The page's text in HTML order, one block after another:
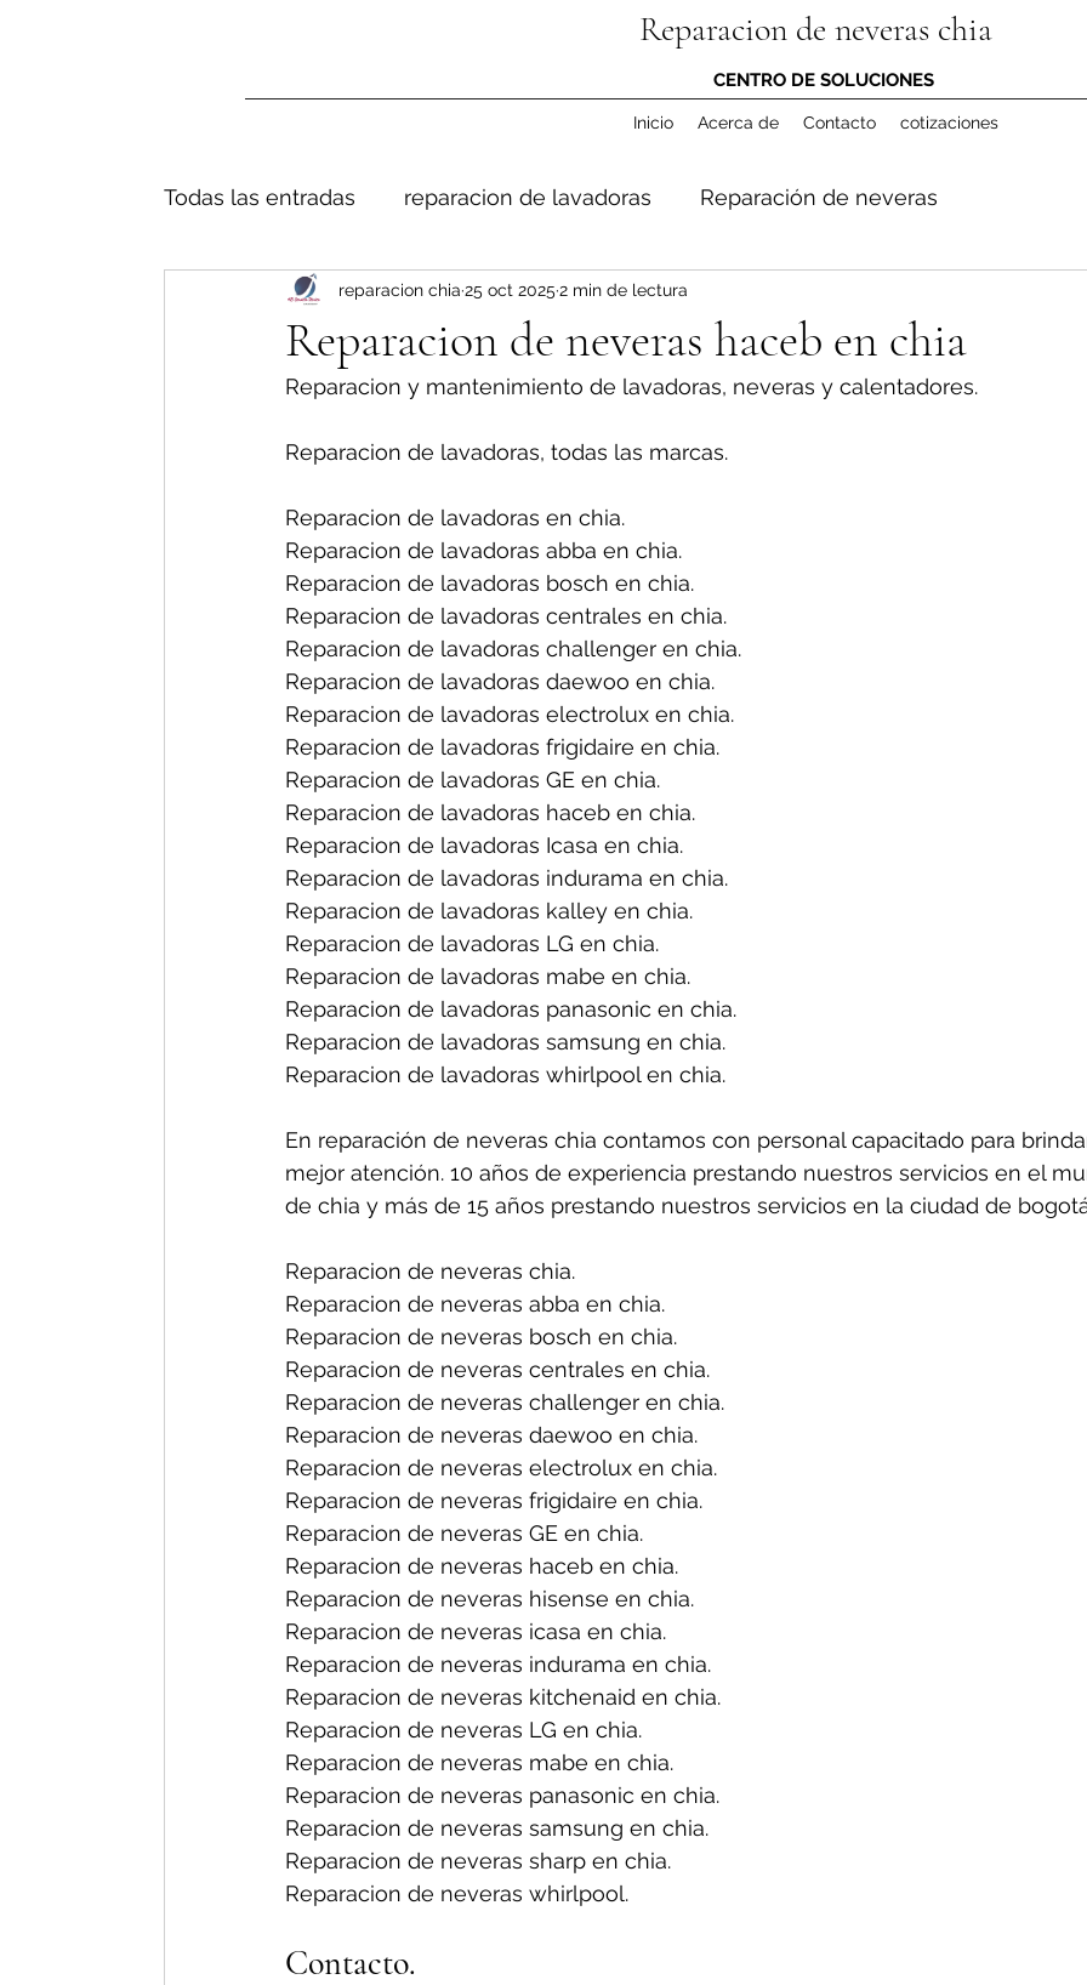
Reparacion de neveras chia
CENTRO DE SOLUCIONES
Inicio Acerca de Contacto cotizaciones
Todas las entradas reparacion de lavadoras Reparación de neveras
Reparacion de neveras haceb en chia
reparacion chia 25 oct 2025 2 min de lectura
Reparacion y mantenimiento de lavadoras, neveras y calentadores.
Reparacion de lavadoras, todas las marcas.
Reparacion de lavadoras en chia.
Reparacion de lavadoras abba en chia.
Reparacion de lavadoras bosch en chia.
Reparacion de lavadoras centrales en chia.
Reparacion de lavadoras challenger en chia.
Reparacion de lavadoras daewoo en chia.
Reparacion de lavadoras electrolux en chia.
Reparacion de lavadoras frigidaire en chia.
Reparacion de lavadoras GE en chia.
Reparacion de lavadoras haceb en chia.
Reparacion de lavadoras Icasa en chia.
Reparacion de lavadoras indurama en chia.
Reparacion de lavadoras kalley en chia.
Reparacion de lavadoras LG en chia.
Reparacion de lavadoras mabe en chia.
Reparacion de lavadoras panasonic en chia.
Reparacion de lavadoras samsung en chia.
Reparacion de lavadoras whirlpool en chia.
En reparación de neveras chia contamos con personal capacitado para
mejor atención. 10 años de experiencia prestando nuestros servicios en el
de chia y más de 15 años prestando nuestros servicios en la ciudad de
Reparacion de neveras chia.
Reparacion de neveras abba en chia.
Reparacion de neveras bosch en chia.
Reparacion de neveras centrales en chia.
Reparacion de neveras challenger en chia.
Reparacion de neveras daewoo en chia.
Reparacion de neveras electrolux en chia.
Reparacion de neveras frigidaire en chia.
Reparacion de neveras GE en chia.
Reparacion de neveras haceb en chia.
Reparacion de neveras hisense en chia.
Reparacion de neveras icasa en chia.
Reparacion de neveras indurama en chia.
Reparacion de neveras kitchenaid en chia.
Reparacion de neveras LG en chia.
Reparacion de neveras mabe en chia.
Reparacion de neveras panasonic en chia.
Reparacion de neveras samsung en chia.
Reparacion de neveras sharp en chia.
Reparacion de neveras whirlpool.
Contacto.